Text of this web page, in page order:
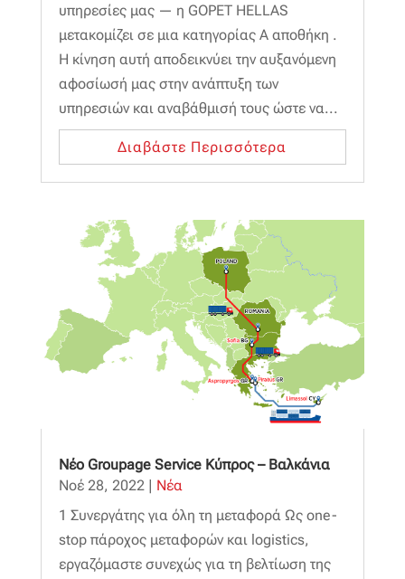
υπηρεσίες μας — η GOPET HELLAS
μετακομίζει σε μια κατηγορίας Α αποθήκη .
Η κίνηση αυτή αποδεικνύει την αυξανόμενη
αφοσίωσή μας στην ανάπτυξη των
υπηρεσιών και αναβάθμισή τους ώστε να...
Διαβάστε Περισσότερα
Νέο Groupage Service Κύπρος – Βαλκάνια
Νοέ 28, 2022| Νέα
1 Συνεργάτης για όλη τη μεταφορά Ως one-
stop πάροχος μεταφορών και logistics,
εργαζόμαστε συνεχώς για τη βελτίωση της